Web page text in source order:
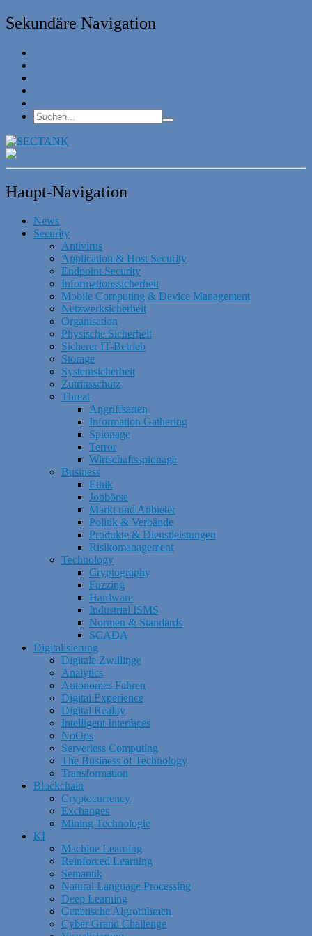
Sekundäre Navigation
Haupt-Navigation
News
Security
Antivirus
Application & Host Security
Endpoint Security
Informationssicherheit
Mobile Computing & Device Management
Netzwerksicherheit
Organisation
Physische Sicherheit
Sicherer IT-Betrieb
Storage
Systemsicherheit
Zutrittsschutz
Threat
Angriffsarten
Information Gathering
Spionage
Terror
Wirtschaftsspionage
Business
Ethik
Jobbörse
Markt und Anbieter
Politik & Verbände
Produkte & Dienstleistungen
Risikomanagement
Technology
Cryptography
Fuzzing
Hardware
Industrial ISMS
Normen & Standards
SCADA
Digitalisierung
Digitale Zwillinge
Analytics
Autonomes Fahren
Digital Experience
Digital Reality
Intelligent Interfaces
NoOps
Serverless Computing
The Business of Technology
Transformation
Blockchain
Cryptocurrency
Exchanges
Mining Technologie
KI
Machine Learning
Reinforced Learning
Semantik
Natural Language Processing
Deep Learning
Genetische Algrorithmen
Cyber Grand Challenge